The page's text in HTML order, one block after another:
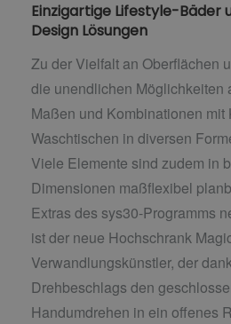
Einzigartige Lifestyle-Bäder
Design Lösungen
Zu der Vielfalt an Oberflächen
die unendlichen Möglichkeiten
Maßen und Kombinationen
Waschtischen in diversen
Viele Elemente sind zudem in
Dimensionen maßflexibel
Extras des sys30-Programms
ist der neue Hochschrank
Verwandlungskünstler, der
Drehbeschlags den
Handumdrehen in ein offenes